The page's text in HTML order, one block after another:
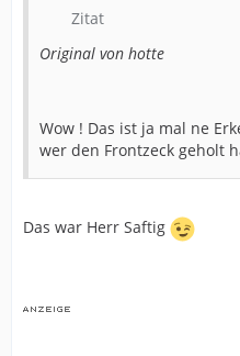
Zitat
Original von hotte
Wow ! Das ist ja mal ne
wer den Frontzeck geholt
Das war Herr Saftig